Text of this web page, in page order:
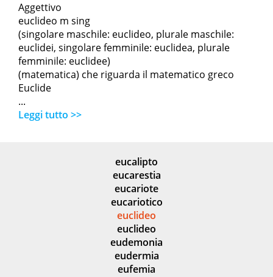
Aggettivo
euclideo m sing
(singolare maschile: euclideo, plurale maschile:
euclidei, singolare femminile: euclidea, plurale
femminile: euclidee)
(matematica) che riguarda il matematico greco
Euclide
...
Leggi tutto >>
eucalipto
eucarestia
eucariote
eucariotico
euclideo
euclideo
eudemonia
eudermia
eufemia